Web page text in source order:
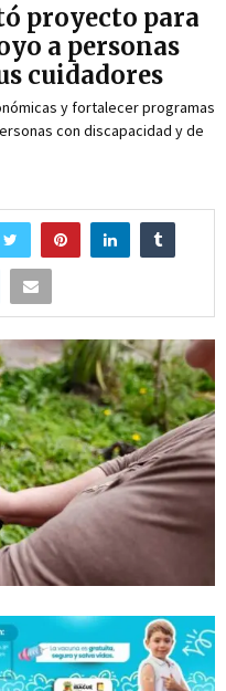
proyecto para
a personas
cuidadores
y fortalecer programas
con discapacidad y de